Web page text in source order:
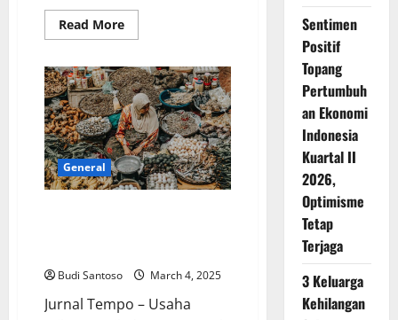
Read MoreRead
more
Songket
Silungkang,
UMKM
Lokal
Binaan
BRI
Sukses
Go
Internasional
dan
General
Budi Santoso March 4, 2025
Jurnal Tempo – Usaha
Sentimen
Positif
Topang
Pertumbuh
an Ekonomi
Indonesia
Kuartal II
2026,
Optimisme
Tetap
Terjaga
3 Keluarga
Kehilangan